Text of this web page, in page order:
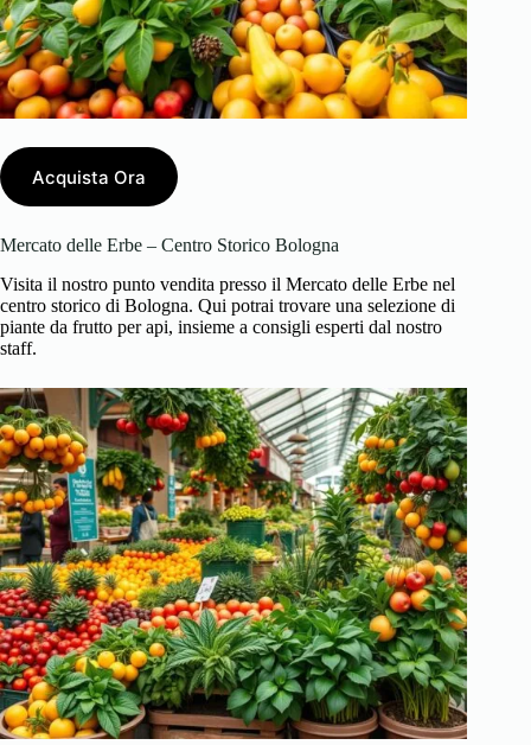
Acquista Ora
Mercato delle Erbe – Centro Storico Bologna
Visita il nostro punto vendita presso il Mercato delle Erbe nel
centro storico di Bologna. Qui potrai trovare una selezione di
piante da frutto per api, insieme a consigli esperti dal nostro
staff.